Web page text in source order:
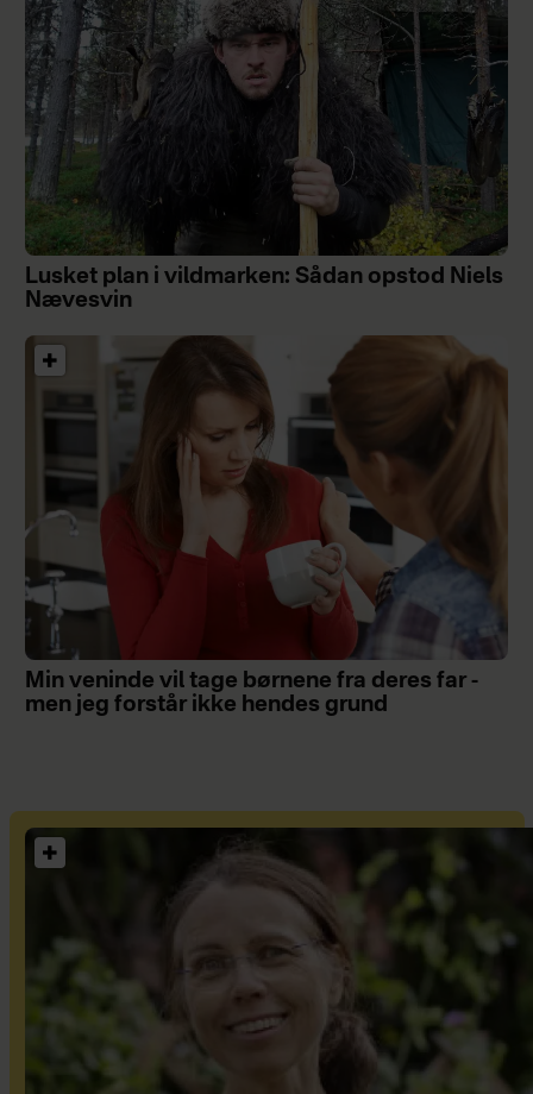
Lusket plan i vildmarken: Sådan opstod Niels
Nævesvin
Min veninde vil tage børnene fra deres far -
men jeg forstår ikke hendes grund